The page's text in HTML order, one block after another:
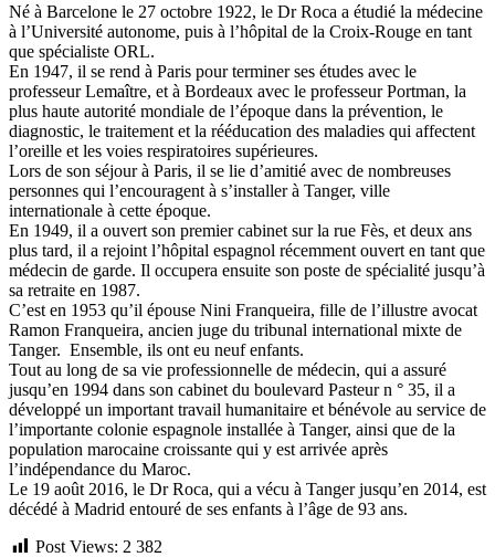
Né à Barcelone le 27 octobre 1922, le Dr Roca a étudié la médecine
à l’Université autonome, puis à l’hôpital de la Croix-Rouge en tant
que spécialiste ORL.
En 1947, il se rend à Paris pour terminer ses études avec le
professeur Lemaître, et à Bordeaux avec le professeur Portman, la
plus haute autorité mondiale de l’époque dans la prévention, le
diagnostic, le traitement et la rééducation des maladies qui affectent
l’oreille et les voies respiratoires supérieures.
Lors de son séjour à Paris, il se lie d’amitié avec de nombreuses
personnes qui l’encouragent à s’installer à Tanger, ville
internationale à cette époque.
En 1949, il a ouvert son premier cabinet sur la rue Fès, et deux ans
plus tard, il a rejoint l’hôpital espagnol récemment ouvert en tant que
médecin de garde. Il occupera ensuite son poste de spécialité jusqu’à
sa retraite en 1987.
C’est en 1953 qu’il épouse Nini Franqueira, fille de l’illustre avocat
Ramon Franqueira, ancien juge du tribunal international mixte de
Tanger. Ensemble, ils ont eu neuf enfants.
Tout au long de sa vie professionnelle de médecin, qui a assuré
jusqu’en 1994 dans son cabinet du boulevard Pasteur n ° 35, il a
développé un important travail humanitaire et bénévole au service de
l’importante colonie espagnole installée à Tanger, ainsi que de la
population marocaine croissante qui y est arrivée après
l’indépendance du Maroc.
Le 19 août 2016, le Dr Roca, qui a vécu à Tanger jusqu’en 2014, est
décédé à Madrid entouré de ses enfants à l’âge de 93 ans.
Post Views: 2 382